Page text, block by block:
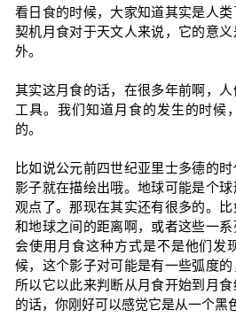
看日食的时候，大家知道其实是人
契机月食对于天文人来说，它的意
外。
其实这月食的话，在很多年前啊，
工具。我们知道月食的发生的时候
的。
比如说公元前四世纪亚里士多德的
影子就在描绘出哦。地球可能是个
观点了。那现在其实还有很多的。
和地球之间的距离啊，或者这些一
会使用月食这种方式是不是他们发
候，这个影子对可能是有一些弧度的
所以它以此来判断从月食开始到月
的话，你刚好可以感觉它是从一个黑